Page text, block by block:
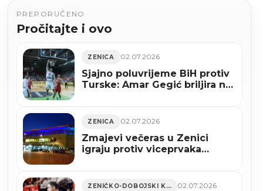
PREPORUČENO
Pročitajte i ovo
ZENICA 02.07.2026
Sjajno poluvrijeme BiH protiv
Turske: Amar Gegić briljira na
ZENICA 02.07.2026
Zmajevi večeras u Zenici
igraju protiv viceprvaka
ZENIČKO-DOBOJSKI KANTON 02.07.2026